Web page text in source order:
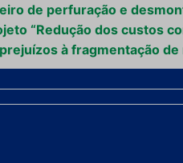
de perfuração e
“Redução dos custos
à fragmentação de